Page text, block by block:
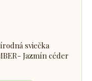
sviečka
Jazmín céder